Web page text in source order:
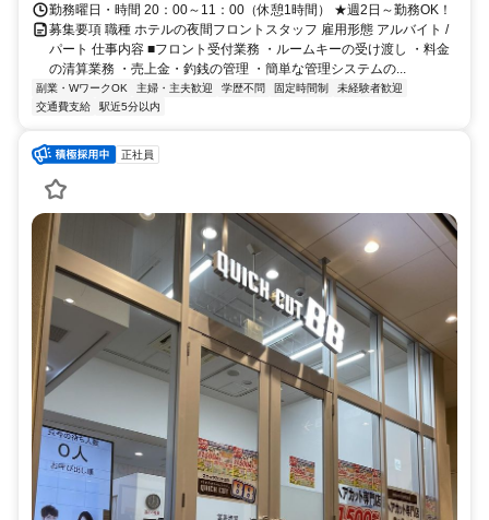
勤務曜日・時間 20：00～11：00（休憩1時間） ★週2日～勤務OK！
募集要項 職種 ホテルの夜間フロントスタッフ 雇用形態 アルバイト /
パート 仕事内容 ■フロント受付業務 ・ルームキーの受け渡し ・料金
の清算業務 ・売上金・釣銭の管理 ・簡単な管理システムの...
副業・WワークOK 主婦・主夫歓迎 学歴不問 固定時間制
未経験者歓迎
交通費支給
駅近5分以内
正社員